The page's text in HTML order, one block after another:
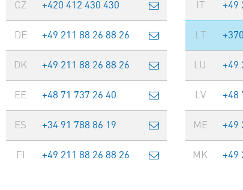
CZ +420 412 430 430
DE +49 211 88 26 88 26
DK +49 211 88 26 88 26
EE +48 71 737 26 40
ES +34 91 788 86 19
FI +49 211 88 26 88 26
+49
LT
LU +49
LV +48
ME +49
MK +49